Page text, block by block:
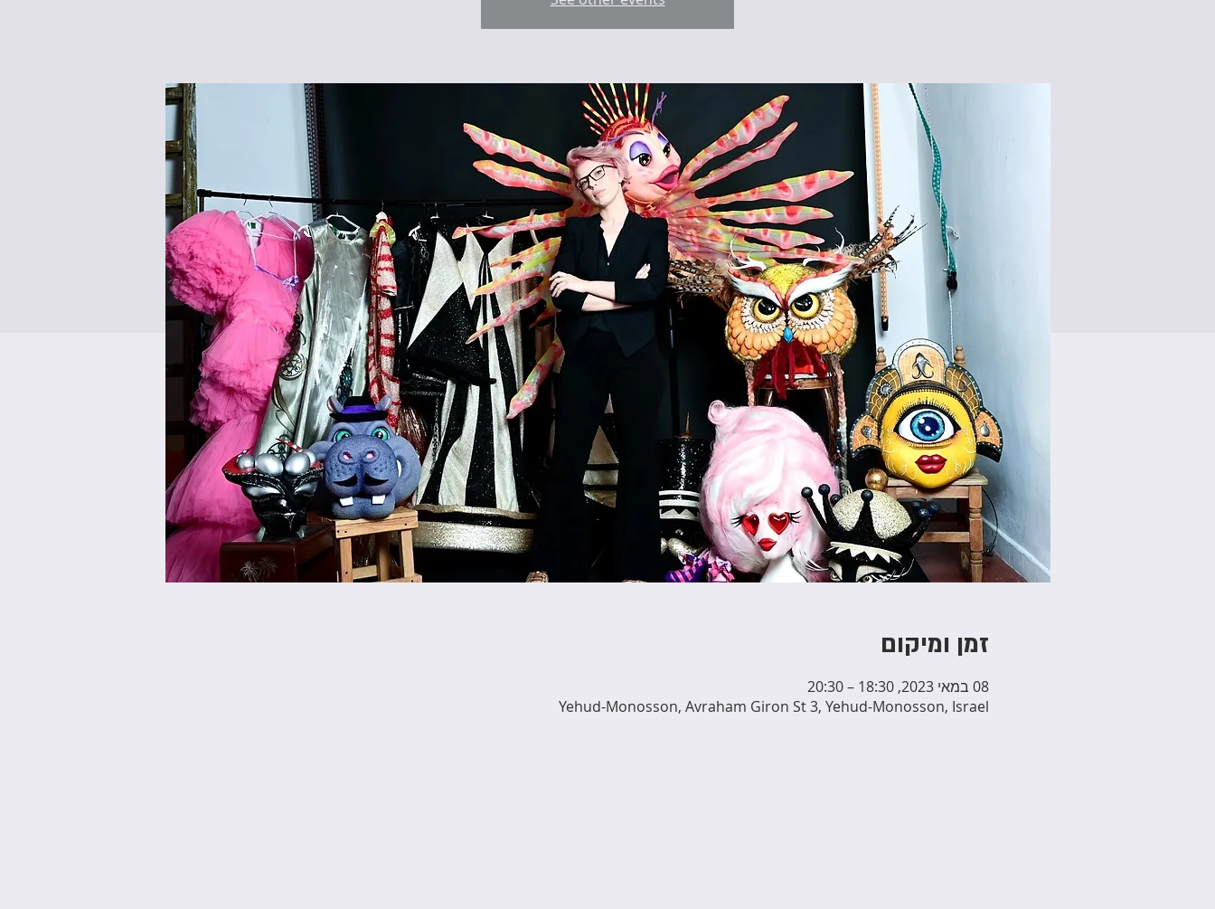
זמן ומיקום
08 במאי 2023, 18:30 – 20:30
Yehud-Monosson, Avraham Giron St 3, Yehud-Monosson, Israel